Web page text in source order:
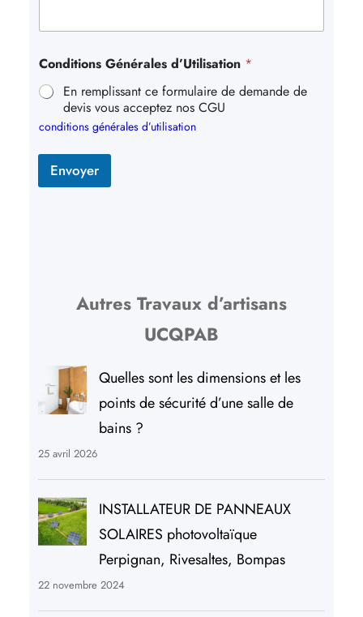
Conditions Générales d’Utilisation *
En remplissant ce formulaire de demande de
devis vous acceptez nos CGU
conditions générales d’utilisation
Envoyer
Autres Travaux d’artisans
UCQPAB
Quelles sont les dimensions et les
points de sécurité d’une salle de
bains ?
25 avril 2026
INSTALLATEUR DE PANNEAUX
SOLAIRES photovoltaïque
Perpignan, Rivesaltes, Bompas
22 novembre 2024